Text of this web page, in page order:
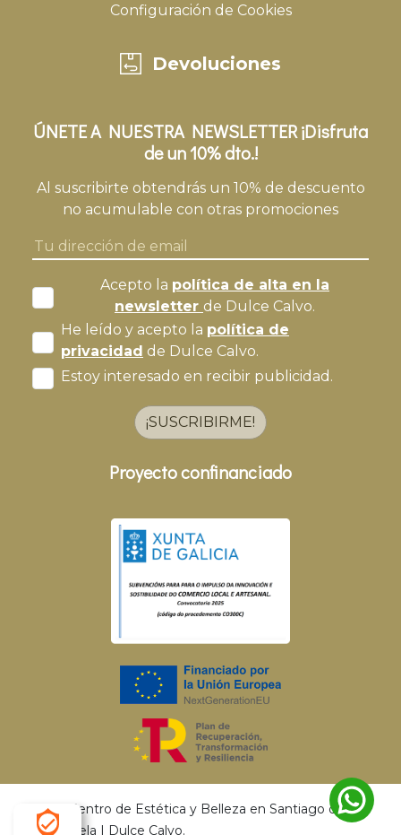
Configuración de Cookies
Devoluciones
ÚNETE A NUESTRA NEWSLETTER ¡Disfruta
de un 10% dto.!
Al suscribirte obtendrás un 10% de descuento
no acumulable con otras promociones
Acepto la política de alta en la
newsletter de Dulce Calvo.
He leído y acepto la política de
privacidad de Dulce Calvo.
Estoy interesado en recibir publicidad.
¡SUSCRIBIRME!
Proyecto confinanciado
© 2026 Centro de Estética y Belleza en Santiago de
Compostela | Dulce Calvo.